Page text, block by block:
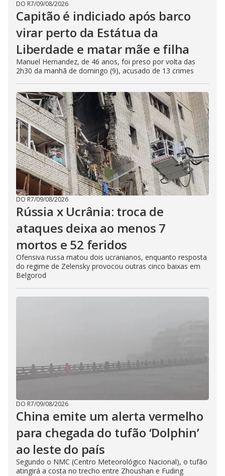
DO R7/09/08/2026
Capitão é indiciado após barco
virar perto da Estátua da
Liberdade e matar mãe e filha
Manuel Hernandez, de 46 anos, foi preso por volta das
2h30 da manhã de domingo (9), acusado de 13 crimes
DO R7/09/08/2026
Rússia x Ucrânia: troca de
ataques deixa ao menos 7
mortos e 52 feridos
Ofensiva russa matou dois ucranianos, enquanto resposta
do regime de Zelensky provocou outras cinco baixas em
Belgorod
DO R7/09/08/2026
China emite um alerta vermelho
para chegada do tufão ‘Dolphin’
ao leste do país
Segundo o NMC (Centro Meteorológico Nacional), o tufão
atingirá a costa no trecho entre Zhoushan e Fuding